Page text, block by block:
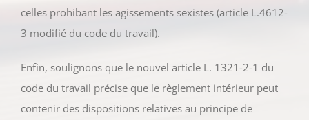
celles prohibant les agissements sexistes (article L.4612-
3 modifié du code du travail).
Enfin, soulignons que le nouvel article L. 1321-2-1 du
code du travail précise que le règlement intérieur peut
contenir des dispositions relatives au principe de